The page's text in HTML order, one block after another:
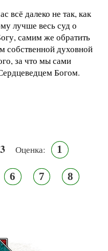
всё далеко не так, как
лучше весь суд о
самим же обратить
собственной духовной
за что мы сами
Богом.
Оценка: 1
6 7 8